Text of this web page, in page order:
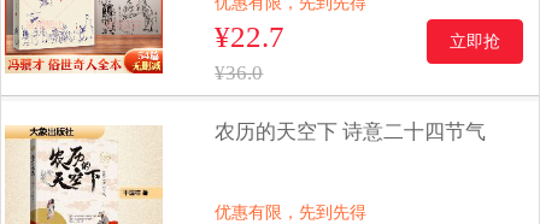
¥22.7
¥36.0
立即抢
农历的天空下 诗意二十四节气
优惠有限，先到先得